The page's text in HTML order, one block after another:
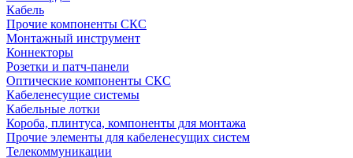
Кабель
Прочие компоненты СКС
Монтажный инструмент
Коннекторы
Розетки и патч-панели
Оптические компоненты СКС
Кабеленесущие системы
Кабельные лотки
Короба, плинтуса, компоненты для монтажа
Прочие элементы для кабеленесущих систем
Телекоммуникации